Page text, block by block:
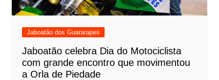
Jaboatão dos Guararapes
Jaboatão celebra Dia do Motociclista
com grande encontro que movimentou
a Orla de Piedade